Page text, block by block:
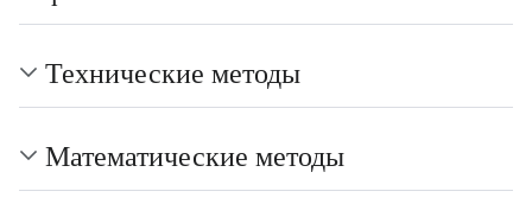
Технические методы
Математические методы